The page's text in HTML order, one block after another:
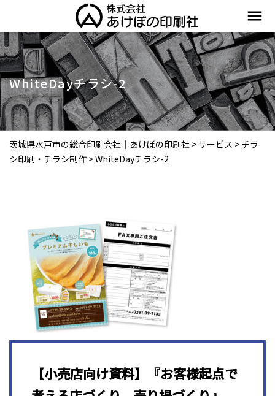
menu
WhiteDayチラシ-2
茨城県水戸市の総合印刷会社｜あけぼの印刷社 > サービス > チラ
シ印刷・チラシ制作 >WhiteDayチラシ-2
【小売店向け資料】『お客様起点で